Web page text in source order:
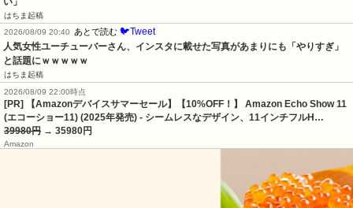
はちま起稿
2026/08/09 20:40
あとで読む 🐦Tweet
人気女性ユーチューバーさん、インスタに載せた写真があまりにも「やりすぎ」
と話題にｗｗｗｗｗ
はちま起稿
2026/08/09 22:00時点
[PR] 【Amazonデバイスサマーセール】【10%OFF！】 Amazon Echo Show 11
(エコーショー11) (2025年発売) - シームレスなデザイン、11インチフルH…
39980円 → 35980円
Amazon